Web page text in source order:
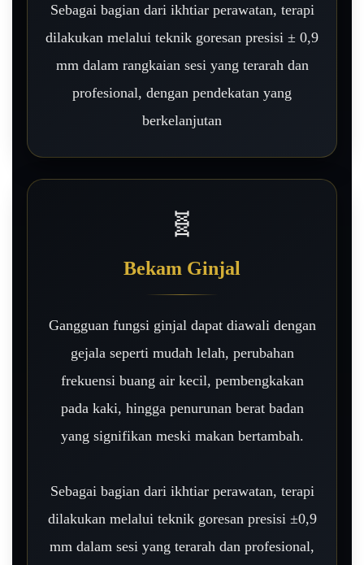
Sebagai bagian dari ikhtiar perawatan, terapi
dilakukan melalui teknik goresan presisi ± 0,9
mm dalam rangkaian sesi yang terarah dan
profesional, dengan pendekatan yang
berkelanjutan
🧬
Bekam Ginjal
Gangguan fungsi ginjal dapat diawali dengan
gejala seperti mudah lelah, perubahan
frekuensi buang air kecil, pembengkakan
pada kaki, hingga penurunan berat badan
yang signifikan meski makan bertambah.
Sebagai bagian dari ikhtiar perawatan, terapi
dilakukan melalui teknik goresan presisi ±0,9
mm dalam sesi yang terarah dan profesional,